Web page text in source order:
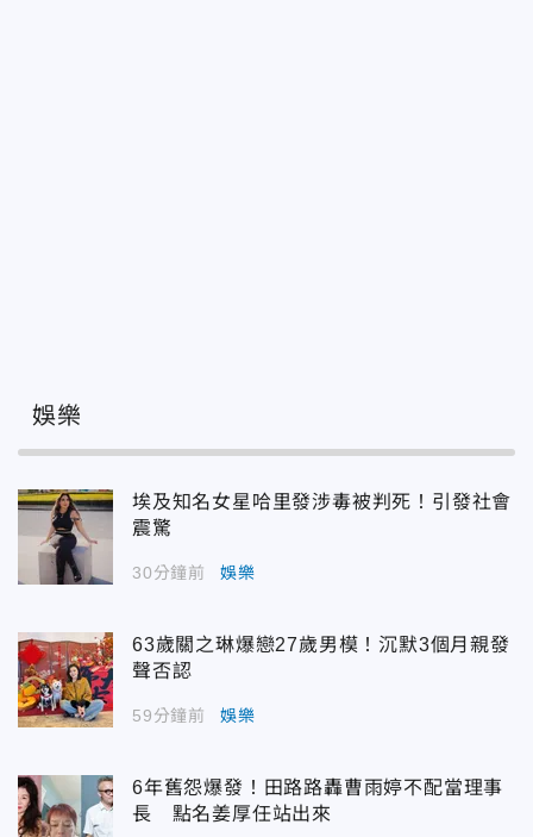
娛樂
埃及知名女星哈里發涉毒被判死！引發社會
震驚
30分鐘前 娛樂
63歲關之琳爆戀27歲男模！沉默3個月親發
聲否認
59分鐘前 娛樂
6年舊怨爆發！田路路轟曹雨婷不配當理事
長 點名姜厚任站出來